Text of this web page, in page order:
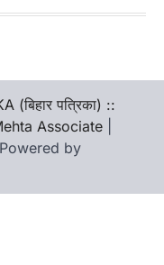
(बिहार पत्रिका) ::
Associate
by